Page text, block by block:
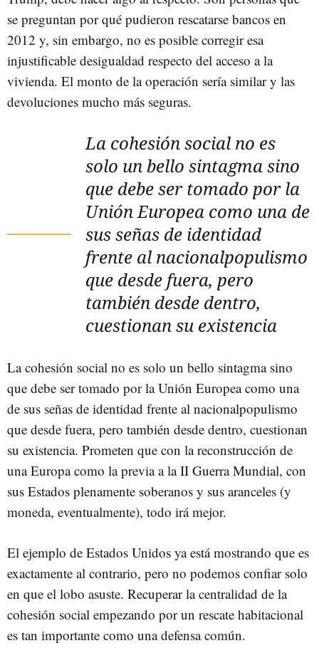
se preguntan por qué pudieron rescatarse bancos en
2012 y, sin embargo, no es posible corregir esa
injustificable desigualdad respecto del acceso a la
vivienda. El monto de la operación sería similar y las
devoluciones mucho más seguras.
La cohesión social no es
solo un bello sintagma sino
que debe ser tomado por la
Unión Europea como una de
sus señas de identidad
frente al nacionalpopulismo
que desde fuera, pero
también desde dentro,
cuestionan su existencia
La cohesión social no es solo un bello sintagma sino
que debe ser tomado por la Unión Europea como una
de sus señas de identidad frente al nacionalpopulismo
que desde fuera, pero también desde dentro, cuestionan
su existencia. Prometen que con la reconstrucción de
una Europa como la previa a la II Guerra Mundial, con
sus Estados plenamente soberanos y sus aranceles (y
moneda, eventualmente), todo irá mejor.
El ejemplo de Estados Unidos ya está mostrando que es
exactamente al contrario, pero no podemos confiar solo
en que el lobo asuste. Recuperar la centralidad de la
cohesión social empezando por un rescate habitacional
es tan importante como una defensa común.